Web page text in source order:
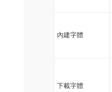
內建字體
下載字體